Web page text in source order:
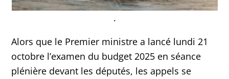
.
Alors que le Premier ministre a lancé lundi 21
octobre l’examen du budget 2025 en séance
plénière devant les députés, les appels se